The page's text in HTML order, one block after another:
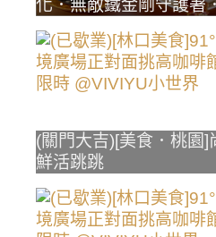
化．無敵鐵金剛守護著
(關門大吉)[美食．桃園
鮮活跳跳